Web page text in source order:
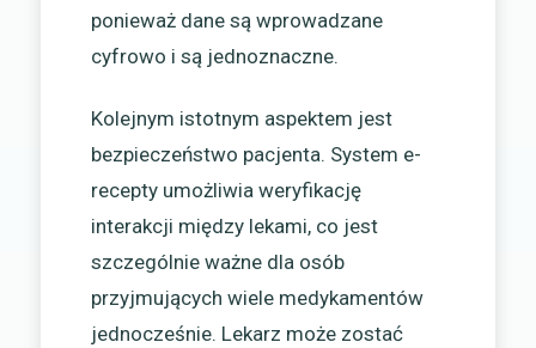
ponieważ dane są wprowadzane
cyfrowo i są jednoznaczne.
Kolejnym istotnym aspektem jest
bezpieczeństwo pacjenta. System e-
recepty umożliwia weryfikację
interakcji między lekami, co jest
szczególnie ważne dla osób
przyjmujących wiele medykamentów
jednocześnie. Lekarz może zostać